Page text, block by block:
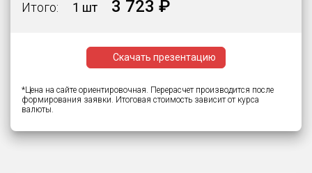
Итого: 1 шт 3 723 ₽
Скачать презентацию
*Цена на сайте ориентировочная. Перерасчет производится после
формирования заявки. Итоговая стоимость зависит от курса
валюты.